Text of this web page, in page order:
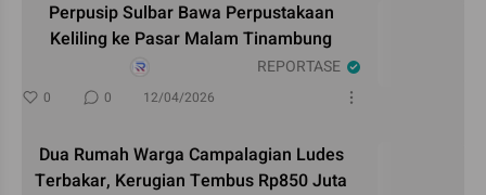
Perpusip Sulbar Bawa Perpustakaan
Keliling ke Pasar Malam Tinambung
REPORTASE
0 0 12/04/2026
Dua Rumah Warga Campalagian Ludes
Terbakar, Kerugian Tembus Rp850 Juta